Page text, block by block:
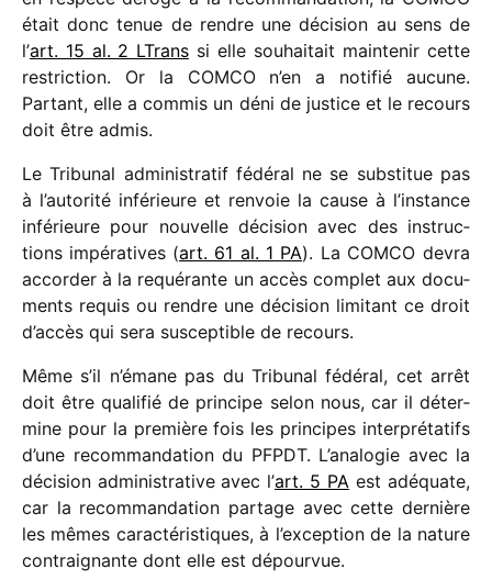
était donc tenue de rendre une déci­sion au sens de
l’art. 15 al. 2 LTrans si elle souhai­tait main­te­nir cette
restric­tion. Or la COMCO n’en a noti­fié aucune.
Partant, elle a commis un déni de justice et le recours
doit être admis.
Le Tribunal admi­nis­tra­tif fédé­ral ne se substi­tue pas
à l’autorité infé­rieure et renvoie la cause à l’instance
infé­rieure pour nouvelle déci­sion avec des instruc­
tions impé­ra­tives (art. 61 al. 1 PA). La COMCO devra
accor­der à la requé­rante un accès complet aux docu­
ments requis ou rendre une déci­sion limi­tant ce droit
d’accès qui sera suscep­tible de recours.
Même s’il n’émane pas du Tribunal fédé­ral, cet arrêt
doit être quali­fié de prin­cipe selon nous, car il déter­
mine pour la première fois les prin­cipes inter­pré­ta­tifs
d’une recom­man­da­tion du PFPDT. L’analogie avec la
déci­sion admi­nis­tra­tive avec l’art. 5 PA est adéquate,
car la recom­man­da­tion partage avec cette dernière
les mêmes carac­té­ris­tiques, à l’exception de la nature
contrai­gnante dont elle est dépourvue.